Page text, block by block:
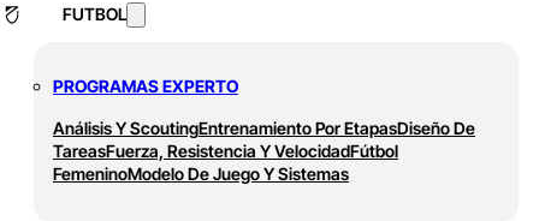
FUTBOL
PROGRAMAS EXPERTO
Análisis Y ScoutingEntrenamiento Por EtapasDiseño De
TareasFuerza, Resistencia Y VelocidadFútbol
FemeninoModelo De Juego Y Sistemas